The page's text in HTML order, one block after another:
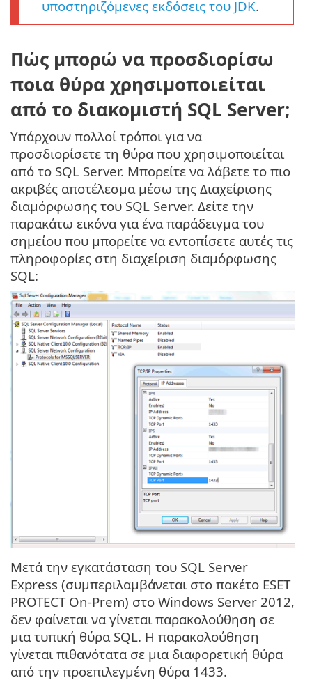
υποστηριζόμενες εκδόσεις του JDK.
Πώς μπορώ να προσδιορίσω
ποια θύρα χρησιμοποιείται
από το διακομιστή SQL Server;
Υπάρχουν πολλοί τρόποι για να
προσδιορίσετε τη θύρα που χρησιμοποιείται
από το SQL Server. Μπορείτε να λάβετε το πιο
ακριβές αποτέλεσμα μέσω της Διαχείρισης
διαμόρφωσης του SQL Server. Δείτε την
παρακάτω εικόνα για ένα παράδειγμα του
σημείου που μπορείτε να εντοπίσετε αυτές τις
πληροφορίες στη διαχείριση διαμόρφωσης
SQL:
Μετά την εγκατάσταση του SQL Server
Express (συμπεριλαμβάνεται στο πακέτο ESET
PROTECT On-Prem) στο Windows Server 2012,
δεν φαίνεται να γίνεται παρακολούθηση σε
μια τυπική θύρα SQL. Η παρακολούθηση
γίνεται πιθανότατα σε μια διαφορετική θύρα
από την προεπιλεγμένη θύρα 1433.